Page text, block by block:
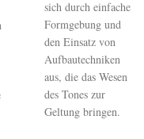
sich durch einfache
Formgebung und
den Einsatz von
Aufbautechniken
aus, die das Wesen
des Tones zur
Geltung bringen.